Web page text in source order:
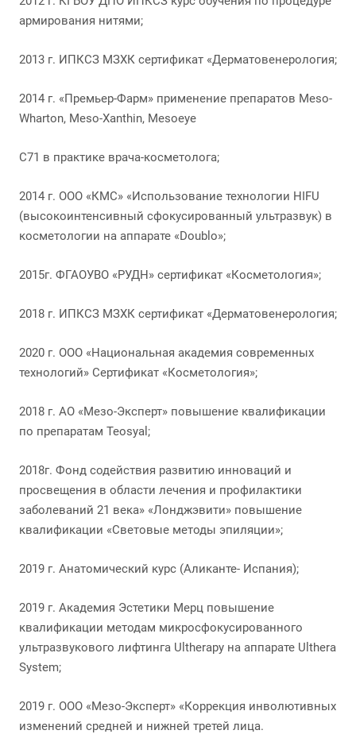
армирования нитями;
2013 г. ИПКСЗ МЗХК сертификат «Дерматовенерология;
2014 г. «Премьер-Фарм» применение препаратов Meso-
Wharton, Meso-Xanthin, Mesoeye
C71 в практике врача-косметолога;
2014 г. ООО «КМС» «Использование технологии HIFU
(высокоинтенсивный сфокусированный ультразвук) в
косметологии на аппарате «Doublo»;
2015г. ФГАОУВО «РУДН» сертификат «Косметология»;
2018 г. ИПКСЗ МЗХК сертификат «Дерматовенерология;
2020 г. ООО «Национальная академия современных
технологий» Сертификат «Косметология»;
2018 г. АО «Мезо-Эксперт» повышение квалификации
по препаратам Teosyal;
2018г. Фонд содействия развитию инноваций и
просвещения в области лечения и профилактики
заболеваний 21 века» «Лонджэвити» повышение
квалификации «Световые методы эпиляции»;
2019 г. Анатомический курс (Аликанте- Испания);
2019 г. Академия Эстетики Мерц повышение
квалификации методам микросфокусированного
ультразвукового лифтинга Ultherapy на аппарате Ulthera
System;
2019 г. ООО «Мезо-Эксперт» «Коррекция инволютивных
изменений средней и нижней третей лица.